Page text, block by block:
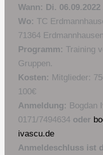
Wann: Di.
Wo: TC
71364
Programm: Training
Gruppen.
Kosten: Mitglieder:
100€
Anmeldung: Bogdan
0171/7494634 oder
ivascu.de
Anmeldeschluss ist